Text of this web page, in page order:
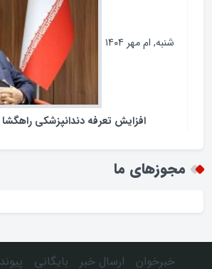
شنبه, ام مهر ۱۴۰۴
افزایش تعرفه دندانپزشکی
مجوزهای ما
خبرخوان ارسال خبر بایگانی